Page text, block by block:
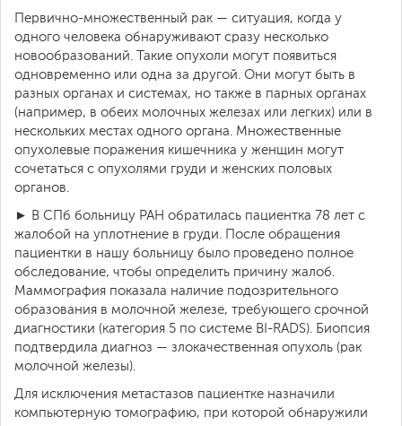
Первично-множественный рак — ситуация, когда у
одного человека обнаруживают сразу несколько
новообразований. Такие опухоли могут появиться
одновременно или одна за другой. Они могут быть в
разных органах и системах, но также в парных органах
(например, в обеих молочных железах или легких) или в
нескольких местах одного органа. Множественные
опухолевые поражения кишечника у женщин могут
сочетаться с опухолями груди и женских половых
органов.
► В СПб больницу РАН обратилась пациентка 78 лет с
жалобой на уплотнение в груди. После обращения
пациентки в нашу больницу было проведено полное
обследование, чтобы определить причину жалоб.
Маммография показала наличие подозрительного
образования в молочной железе, требующего срочной
диагностики (категория 5 по системе BI-RADS). Биопсия
подтвердила диагноз — злокачественная опухоль (рак
молочной железы).
Для исключения метастазов пациентке назначили
компьютерную томографию, при которой обнаружили